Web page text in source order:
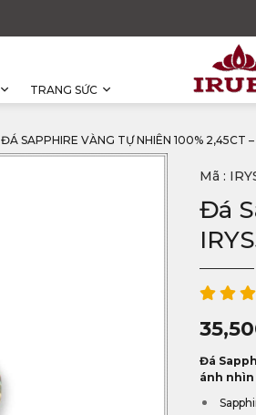
TRANG SỨC
ĐÁ SAPPHIRE VÀNG TỰ NHIÊN 100% 2,45CT
Mã :
Đá
Đá
ánh nhìn